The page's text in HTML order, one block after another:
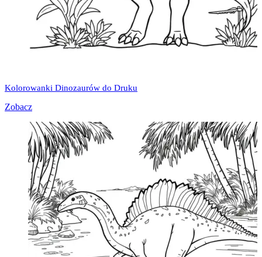
Kolorowanki Dinozaurów do Druku
Zobacz